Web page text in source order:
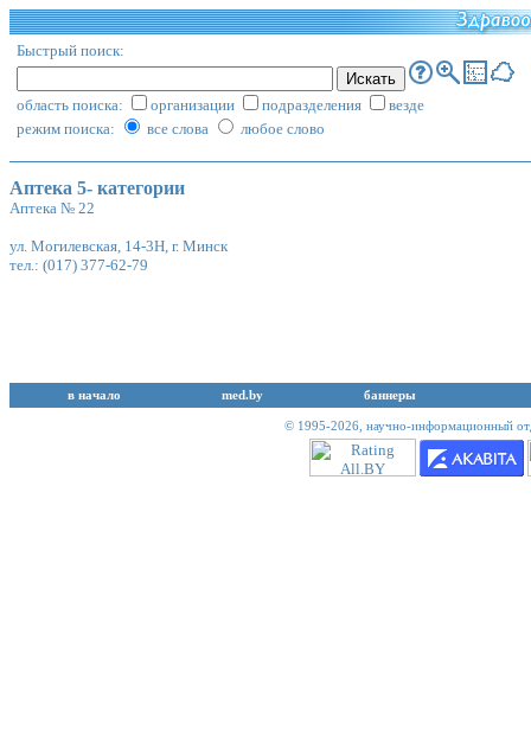
Быстрый поиск:
область поиска: организации подразделения
везде
режим поиска:
все слова любое слово
Аптека 5- категории
Аптека № 22
ул. Могилевская, 14-3Н, г. Минск
тел.: (017) 377-62-79
в начало med.by баннеры
© 1995-2026, научно-информационный